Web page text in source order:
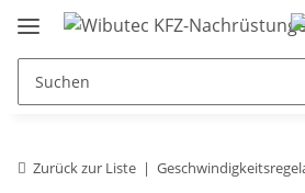
Zurück zur Liste